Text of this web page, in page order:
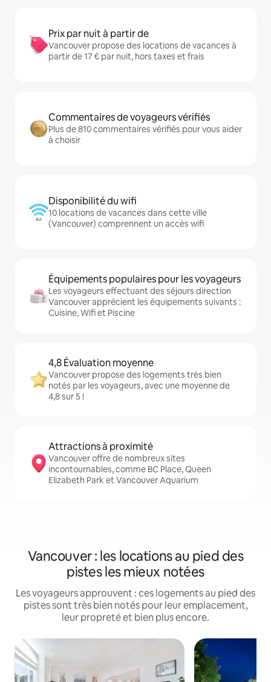
Prix par nuit à partir de
Vancouver propose des locations de vacances à
partir de 17 € par nuit, hors taxes et frais
Commentaires de voyageurs vérifiés
Plus de 810 commentaires vérifiés pour vous aider
à choisir
Disponibilité du wifi
10 locations de vacances dans cette ville
(Vancouver) comprennent un accès wifi
Équipements populaires pour les voyageurs
Les voyageurs effectuant des séjours direction
Vancouver apprécient les équipements suivants :
Cuisine, Wifi et Piscine
4,8 Évaluation moyenne
Vancouver propose des logements très bien
notés par les voyageurs, avec une moyenne de
4,8 sur 5 !
Attractions à proximité
Vancouver offre de nombreux sites
incontournables, comme BC Place, Queen
Elizabeth Park et Vancouver Aquarium
Vancouver : les locations au pied des
pistes les mieux notées
Les voyageurs approuvent : ces logements au pied des
pistes sont très bien notés pour leur emplacement,
leur propreté et bien plus encore.